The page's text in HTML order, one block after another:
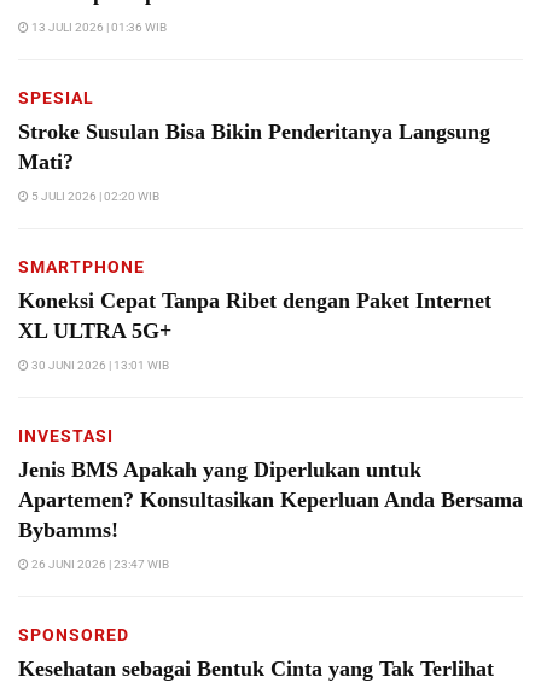
13 JULI 2026 | 01:36 WIB
SPESIAL
Stroke Susulan Bisa Bikin Penderitanya Langsung
Mati?
5 JULI 2026 | 02:20 WIB
SMARTPHONE
Koneksi Cepat Tanpa Ribet dengan Paket Internet
XL ULTRA 5G+
30 JUNI 2026 | 13:01 WIB
INVESTASI
Jenis BMS Apakah yang Diperlukan untuk
Apartemen? Konsultasikan Keperluan Anda Bersama
Bybamms!
26 JUNI 2026 | 23:47 WIB
SPONSORED
Kesehatan sebagai Bentuk Cinta yang Tak Terlihat